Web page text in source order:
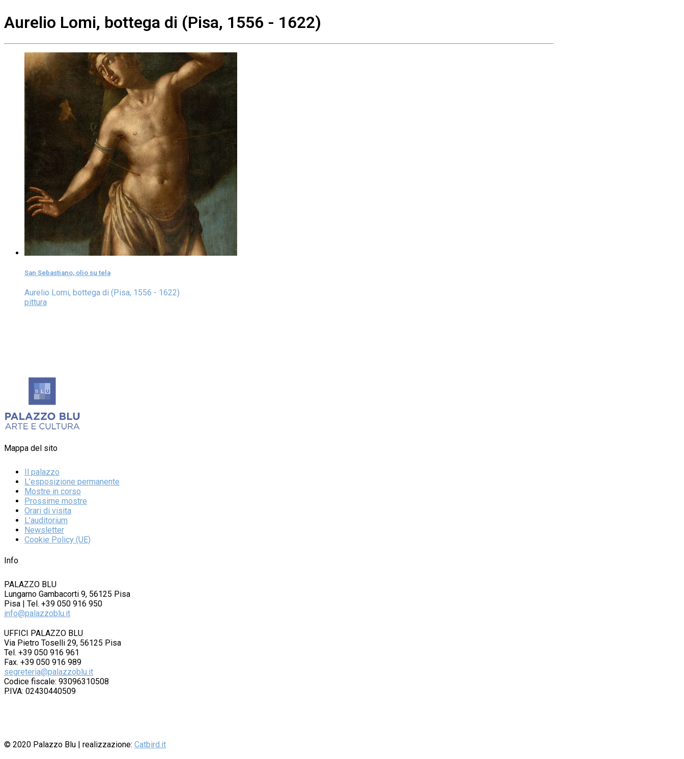
Aurelio Lomi, bottega di (Pisa, 1556 - 1622)
San Sebastiano, olio su tela
Aurelio Lomi, bottega di (Pisa, 1556 - 1622)
pittura
Mappa del sito
Il palazzo
L’esposizione permanente
Mostre in corso
Prossime mostre
Orari di visita
L’auditorium
Newsletter
Cookie Policy (UE)
Info
PALAZZO BLU
Lungarno Gambacorti 9, 56125 Pisa
Pisa | Tel. +39 050 916 950
info@palazzoblu.it
UFFICI PALAZZO BLU
Via Pietro Toselli 29, 56125 Pisa
Tel. +39 050 916 961
Fax. +39 050 916 989
segreteria@palazzoblu.it
Codice fiscale: 93096310508
P.IVA: 02430440509
© 2020 Palazzo Blu | realizzazione: Catbird.it